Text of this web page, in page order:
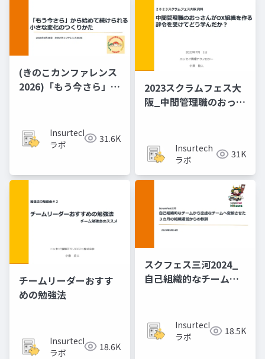
(きのこカンファレンス
2026)「もう​今さら」か
た
Insurtech
ラボ
31.6K
2023スクラムフェス大
阪_中間管理職のおっさ
か？ 「ちょっと何言っ
ているかわかんない」
と共にした１年間
Insurtech
ラボ
31K
チームリーダーおすす
めの勉強法
Insurtech
ラボ
18.6K
スクフェス三河2024_
自己組織的なチームか
営からの教訓
Insurtech
ラボ
18.5K